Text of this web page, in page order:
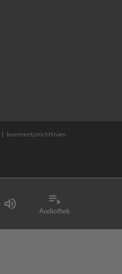
kommentarrichtlinien
Audiothek